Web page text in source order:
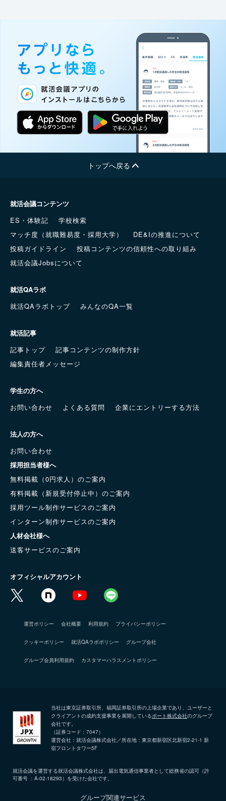
トップへ戻る
就活会議コンテンツ
ES・体験記
学校検索
マッチ度（就職難易度・採用大学）
DE&Iの推進について
投稿ガイドライン
投稿コンテンツの信頼性への取り組み
就活会議Jobsについて
就活QAラボ
就活QAラボトップ
みんなのQA一覧
就活記事
記事トップ
記事コンテンツの制作方針
編集責任者メッセージ
学生の方へ
お問い合わせ
よくある質問 企業にエントリーする方法
法人の方へ
お問い合わせ
採用担当者様へ
無料掲載（0円求人）のご案内
有料掲載（新規受付停止中）のご案内
採用ツール制作サービスのご案内
インターン制作サービスのご案内
人材会社様へ
送客サービスのご案内
オフィシャルアカウント
運営ポリシー 会社概要 利用規約 プライバシーポリシー
クッキーポリシー 就活QAラボポリシー グループ会社
グループ会員利用規約 カスタマーハラスメントポリシー
当社は東京証券取引所、福岡証券取引所の上場企業であり、ユーザーと
クライアントの成約支援事業を展開しているポート株式会社のグループ
会社です。
（証券コード：7047）
運営会社：就活会議株式会社／所在地：東京都新宿区北新宿2-21-1 新
宿フロントタワー5F
就活会議を運営する就活会議株式会社は、届出電気通信事業者として総務省の認可（許
可番号 ：A-02-18293）を受けた会社です。